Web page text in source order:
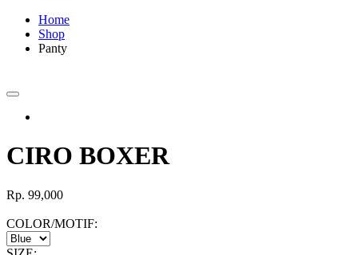
Home
Shop
Panty
CIRO BOXER
Rp. 99,000
COLOR/MOTIF: